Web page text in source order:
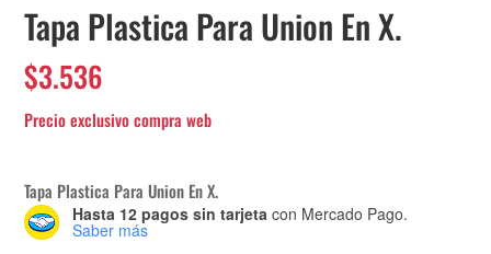
Tapa Plastica Para Union En X.
$3.536
Tapa Plastica Para Union En X.
Hasta 12 pagos sin tarjeta con Mercado Pago.
Saber más